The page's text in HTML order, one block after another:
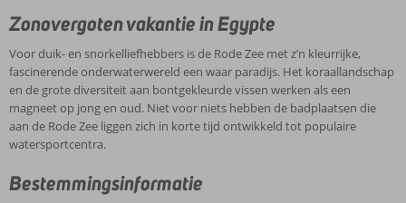
fooien en
visum t.w.v. €
290,- p.p.
Bezoek
aan o.a.
Hurghada,
Luxor,
vele
Zonovergoten vakantie in Egypte
Voor duik- en snorkelliefhebbers is de Rode Zee met z’n kleurrijke,
fascinerende onderwaterwereld een waar paradijs. Het koraallandschap
en de grote diversiteit aan bontgekleurde vissen werken als een
magneet op jong en oud. Niet voor niets hebben de badplaatsen die
aan de Rode Zee liggen zich in korte tijd ontwikkeld tot populaire
watersportcentra.
Bestemmingsinformatie